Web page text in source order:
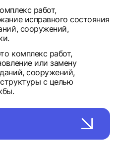
работ,
исправного состояния
сооружений,
комплекс работ,
или замену
сооружений,
с целью